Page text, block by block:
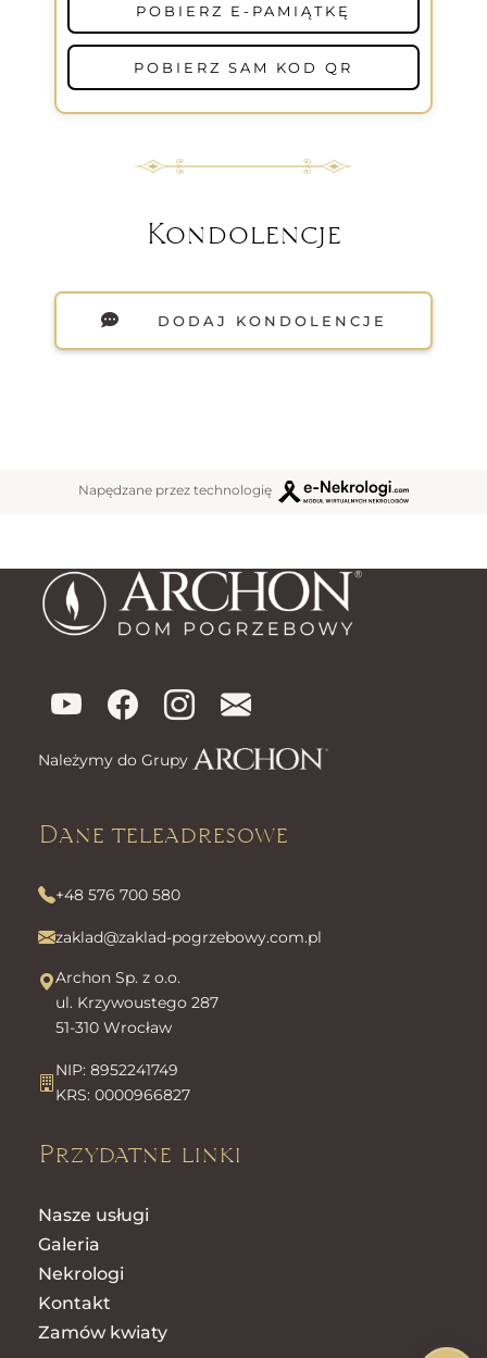
POBIERZ E-PAMIĄTKĘ
POBIERZ SAM KOD QR
Kondolencje
DODAJ KONDOLENCJE
Napędzane przez technologię
Należymy do Grupy
Dane teleadresowe
+48 576 700 580
zaklad@zaklad-pogrzebowy.com.pl
Archon Sp. z o.o.
ul. Krzywoustego 287
51-310 Wrocław
NIP: 8952241749
KRS: 0000966827
Przydatne linki
Nasze usługi
Galeria
Nekrologi
Kontakt
Zamów kwiaty